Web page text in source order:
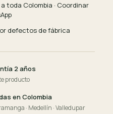
toda Colombia · Coordinar
defectos de fábrica
2 años
producto
en Colombia
· Medellín · Valledupar